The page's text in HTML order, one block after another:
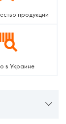
продукции
в Украине